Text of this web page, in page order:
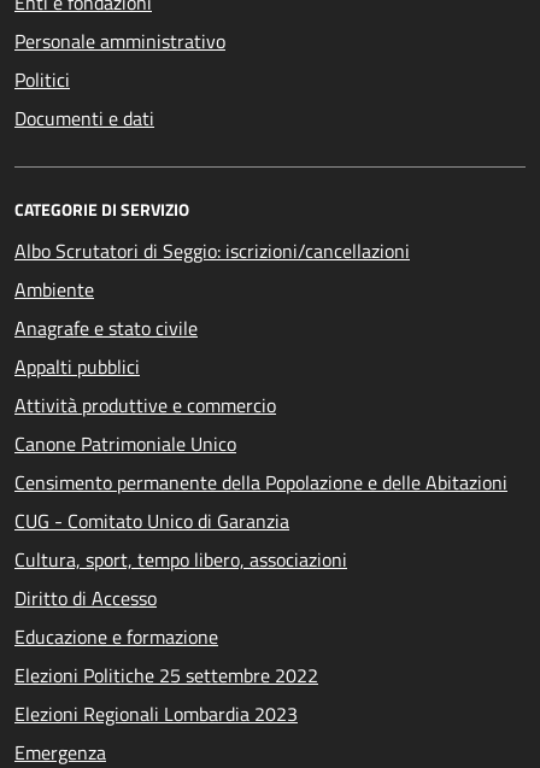
Personale amministrativo
Politici
Documenti e dati
CATEGORIE DI SERVIZIO
Albo Scrutatori di Seggio: iscrizioni/cancellazioni
Ambiente
Anagrafe e stato civile
Appalti pubblici
Attività produttive e commercio
Canone Patrimoniale Unico
Censimento permanente della Popolazione e delle Abitazioni
CUG - Comitato Unico di Garanzia
Cultura, sport, tempo libero, associazioni
Diritto di Accesso
Educazione e formazione
Elezioni Politiche 25 settembre 2022
Elezioni Regionali Lombardia 2023
Emergenza